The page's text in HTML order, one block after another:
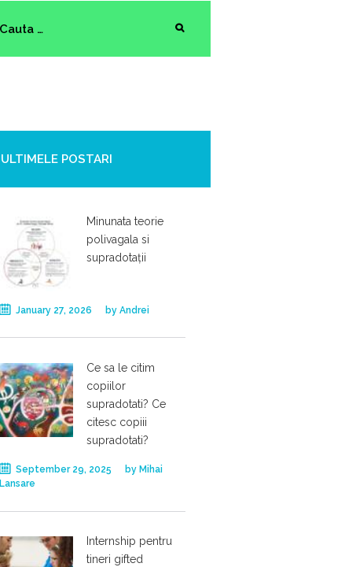
ULTIMELE POSTARI
Minunata teorie
polivagala si
supradotații
January 27, 2026 by Andrei
Ce sa le citim
copiilor
supradotati? Ce
citesc copiii
supradotati?
September 29, 2025 by Mihai
Lansare
Internship pentru
tineri gifted